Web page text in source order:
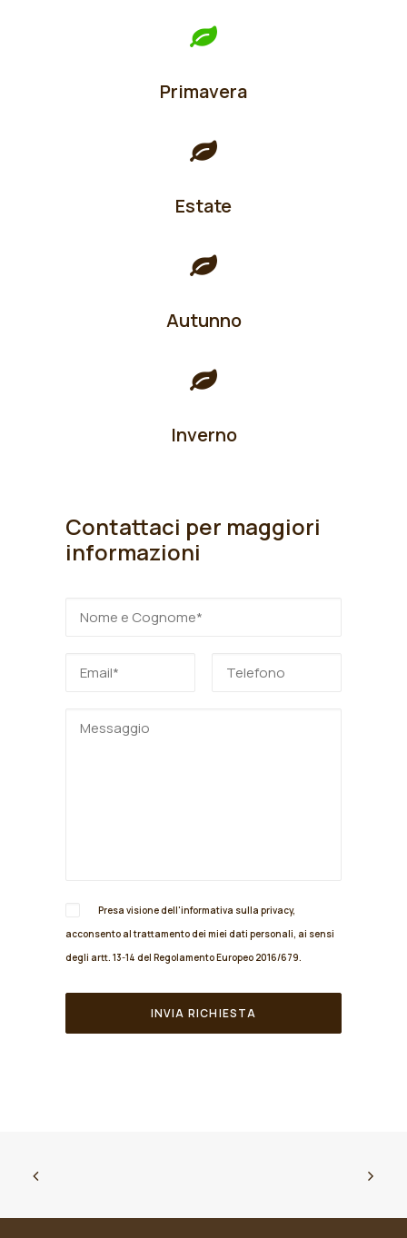
Primavera
Estate
Autunno
Inverno
Contattaci per maggiori
informazioni
Presa visione dell'informativa sulla privacy,
acconsento al trattamento dei miei dati personali, ai sensi
degli artt. 13-14 del Regolamento Europeo 2016/679.